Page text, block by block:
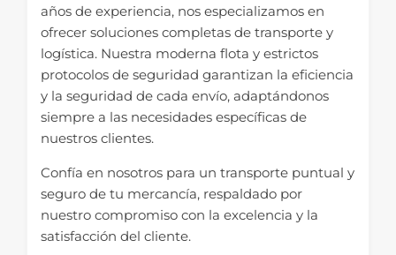
años de experiencia, nos especializamos en
ofrecer soluciones completas de transporte y
logística. Nuestra moderna flota y estrictos
protocolos de seguridad garantizan la eficiencia
y la seguridad de cada envío, adaptándonos
siempre a las necesidades específicas de
nuestros clientes.
Confía en nosotros para un transporte puntual y
seguro de tu mercancía, respaldado por
nuestro compromiso con la excelencia y la
satisfacción del cliente.